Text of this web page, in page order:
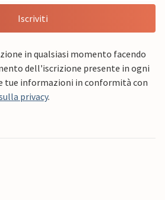
Iscriviti
in qualsiasi momento facendo
dell'iscrizione presente in ogni
tue informazioni in conformità con
privacy.